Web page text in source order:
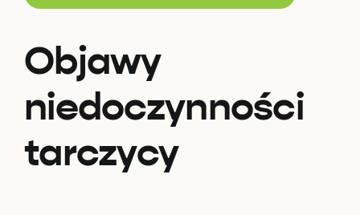
Objawy
niedoczynności
tarczycy